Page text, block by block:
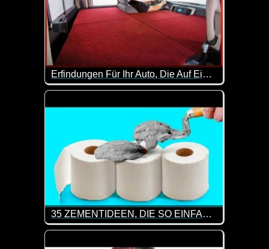
Erfindungen Für Ihr Auto, Die Auf Einem Anderen Level Sind - 6
Interessante Erfindungen rund ums Auto, die
35 ZEMENTIDEEN, DIE SO EINFACH SIND
Kaum zu glauben was man mit Zement so alles